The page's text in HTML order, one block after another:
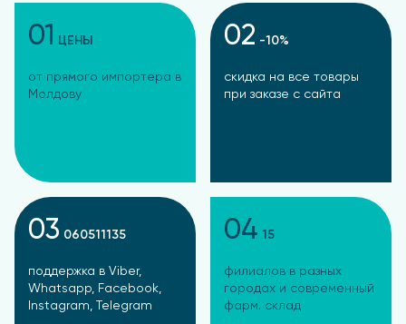
01 ЦЕНЫ
от прямого импортера в
Молдову
02 -10%
скидка на все товары
при заказе с сайта
03 060511135
поддержка в Viber,
Whatsapp, Facebook,
Instagram, Telegram
04 15
филиалов в разных
городах и современный
фарм. склад